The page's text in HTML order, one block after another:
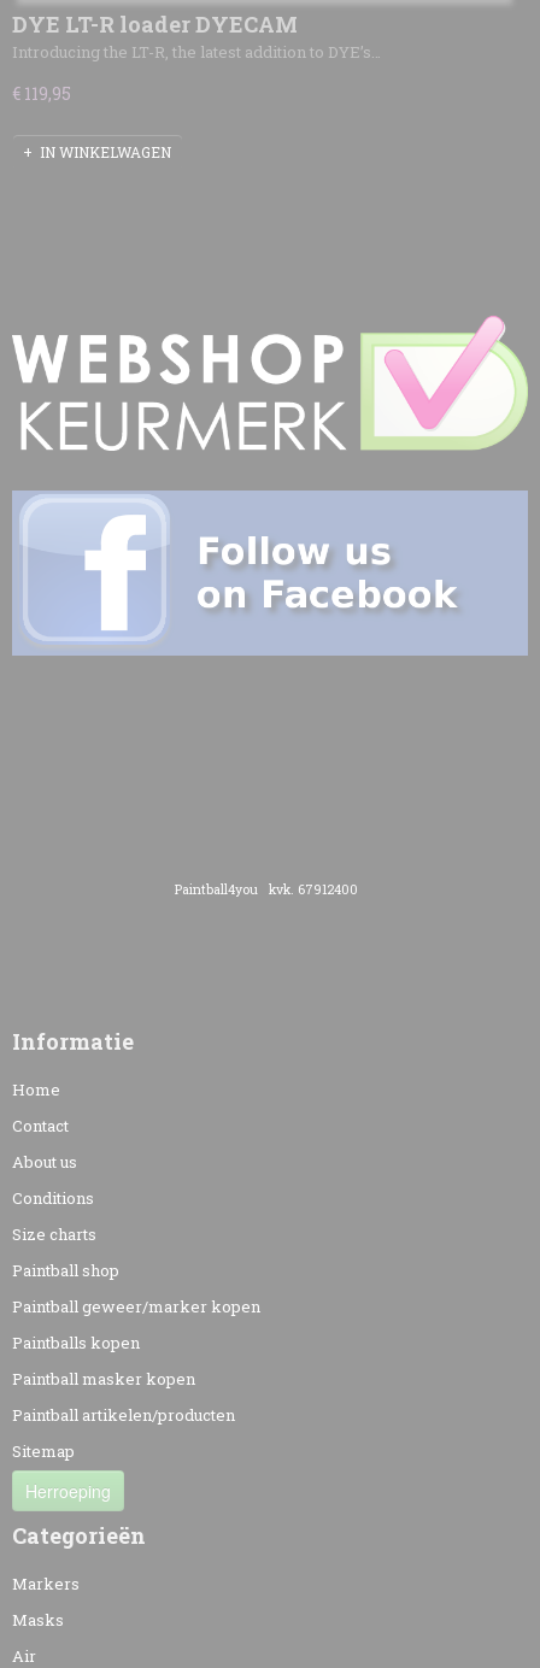
DYE LT-R loader DYECAM
Introducing the LT-R, the latest addition to DYE’s…
€ 119,95
IN WINKELWAGEN
Paintball4you kvk. 67912400
Informatie
Home
Contact
About us
Conditions
Size charts
Paintball shop
Paintball geweer/marker kopen
Paintballs kopen
Paintball masker kopen
Paintball artikelen/producten
Sitemap
Herroeping
Categorieën
Markers
Masks
Air